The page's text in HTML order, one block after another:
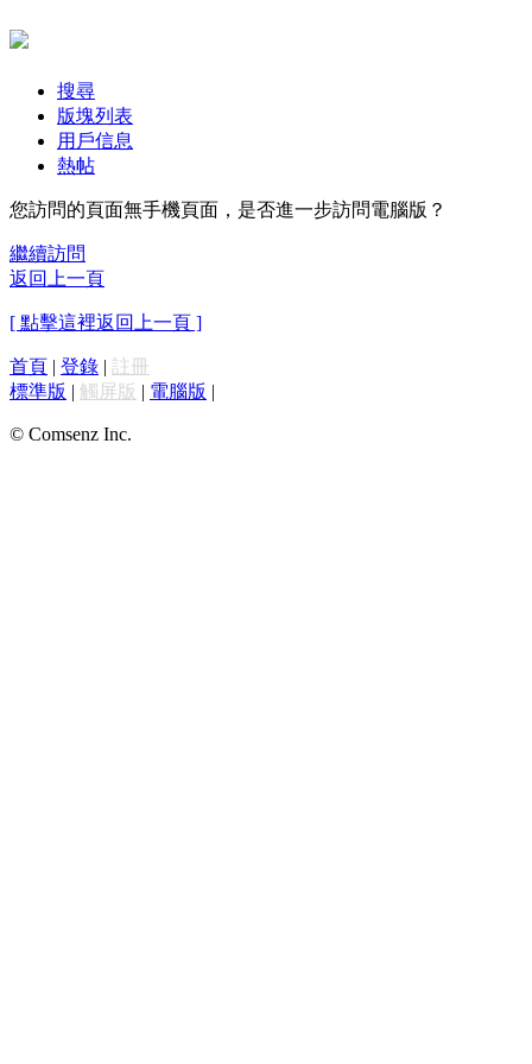
搜尋
版塊列表
用戶信息
熱帖
您訪問的頁面無手機頁面，是否進一步訪問電腦版？
繼續訪問
返回上一頁
[ 點擊這裡返回上一頁 ]
首頁 | 登錄 | 註冊
標準版 | 觸屏版 | 電腦版 |
© Comsenz Inc.